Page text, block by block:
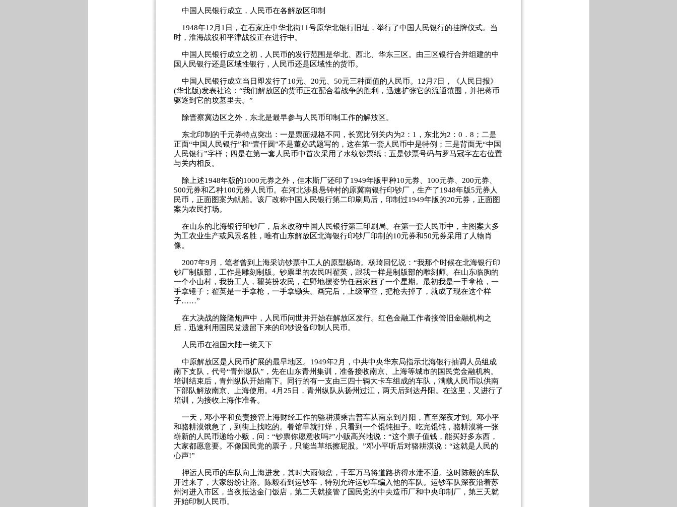
中国人民银行成立，人民币在各解放区印制
1948年12月1日，在石家庄中华北街11号原华北银行旧址，举行了中国人民银行的挂牌仪式。当
时，淮海战役和平津战役正在进行中。
中国人民银行成立之初，人民币的发行范围是华北、西北、华东三区。由三区银行合并组建的中
国人民银行还是区域性银行，人民币还是区域性的货币。
中国人民银行成立当日即发行了10元、20元、50元三种面值的人民币。12月7日，《人民日报》
(华北版)发表社论：“我们解放区的货币正在配合着战争的胜利，迅速扩张它的流通范围，并把蒋币
驱逐到它的坟墓里去。”
除晋察冀边区之外，东北是最早参与人民币印制工作的解放区。
东北印制的千元券特点突出：一是票面规格不同，长宽比例关内为2：1，东北为2：0．8；二是
正面“中国人民银行”和“壹仟圆”不是董必武题写的，这在第一套人民币中是特例；三是背面无“中国
人民银行”字样；四是在第一套人民币中首次采用了水纹钞票纸；五是钞票号码与罗马冠字左右位置
与关内相反。
除上述1948年版的1000元券之外，佳木斯厂还印了1949年版甲种10元券、100元券、200元券、
500元券和乙种100元券人民币。在河北涉县悬钟村的原冀南银行印钞厂，生产了1948年版5元券人
民币，正面图案为帆船。该厂改称中国人民银行第二印刷局后，印制过1949年版的20元券，正面图
案为农民打场。
在山东的北海银行印钞厂，后来改称中国人民银行第三印刷局。在第一套人民币中，主图案大多
为工农业生产或风景名胜，唯有山东解放区北海银行印钞厂印制的10元券和50元券采用了人物肖
像。
2007年9月，笔者曾到上海采访钞票中工人的原型杨琦。杨琦回忆说：“我那个时候在北海银行印
钞厂制版部，工作是雕刻制版。钞票里的农民叫翟英，跟我一样是制版部的雕刻师。在山东临朐的
一个小山村，我扮工人，翟英扮农民，在野地摆姿势任画家画了一个星期。最初我是一手拿枪，一
手拿锤子；翟英是一手拿枪，一手拿锄头。画完后，上级审查，把枪去掉了，就成了现在这个样
子……”
在大决战的隆隆炮声中，人民币问世并开始在解放区发行。红色金融工作者接管旧金融机构之
后，迅速利用国民党遗留下来的印钞设备印制人民币。
人民币在祖国大陆一统天下
中原解放区是人民币扩展的最早地区。1949年2月，中共中央华东局指示北海银行抽调人员组成
南下支队，代号“青州纵队”，先在山东青州集训，准备接收南京、上海等城市的国民党金融机构。
培训结束后，青州纵队开始南下。同行的有一支由三四十辆大卡车组成的车队，满载人民币以供南
下部队解放南京、上海使用。4月25日，青州纵队从扬州过江，两天后到达丹阳。在这里，又进行了
培训，为接收上海作准备。
一天，邓小平和负责接管上海财经工作的骆耕漠乘吉普车从南京到丹阳，直至深夜才到。邓小平
和骆耕漠饿急了，到街上找吃的。餐馆早就打烊，只看到一个馄饨担子。吃完馄饨，骆耕漠将一张
崭新的人民币递给小贩，问：“钞票你愿意收吗?”小贩高兴地说：“这个票子值钱，能买好多东西，
大家都愿意要。不像国民党的票子，只能当草纸擦屁股。”邓小平听后对骆耕漠说：“这就是人民的
心声!”
押运人民币的车队向上海进发，其时大雨倾盆，千军万马将道路挤得水泄不通。这时陈毅的车队
开过来了，大家纷纷让路。陈毅看到运钞车，特别允许运钞车编入他的车队。运钞车队深夜沿着苏
州河进入市区，当夜抵达金门饭店，第二天就接管了国民党的中央造币厂和中央印制厂，第三天就
开始印制人民币。